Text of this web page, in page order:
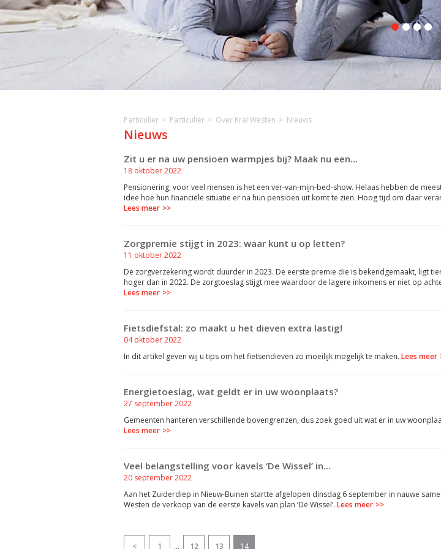
Particulier Particulier Over Kral Westen Nieuws
Nieuws
Zit u er na uw pensioen warmpjes bij? Maak nu een…
18 oktober 2022
Pensionering; voor veel mensen is het een ver-van-mijn-bed-show. Helaas hebben de
idee hoe hun financiële situatie er na hun pensioen uit komt te zien. Hoog tijd om daar
Lees meer
Zorgpremie stijgt in 2023: waar kunt u op letten?
11 oktober 2022
De zorgverzekering wordt duurder in 2023. De eerste premie die is bekendgemaakt, ligt
hoger dan in 2022. De zorgtoeslag stijgt mee waardoor de lagere inkomens er niet op
Lees meer
Fietsdiefstal: zo maakt u het dieven extra lastig!
04 oktober 2022
In dit artikel geven wij u tips om het fietsendieven zo moeilijk mogelijk te maken. Lees meer
Energietoeslag, wat geldt er in uw woonplaats?
27 september 2022
Gemeenten hanteren verschillende bovengrenzen, dus zoek goed uit wat er in uw
Lees meer
Veel belangstelling voor kavels ‘De Wissel’ in…
20 september 2022
Aan het Zuiderdiep in Nieuw-Buinen startte afgelopen dinsdag 6 september in nauwe
Westen de verkoop van de eerste kavels van plan ‘De Wissel’. Lees meer
< 1 ... 12 13 14